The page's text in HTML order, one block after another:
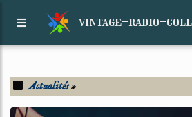
vintage-radio-
Actualités»